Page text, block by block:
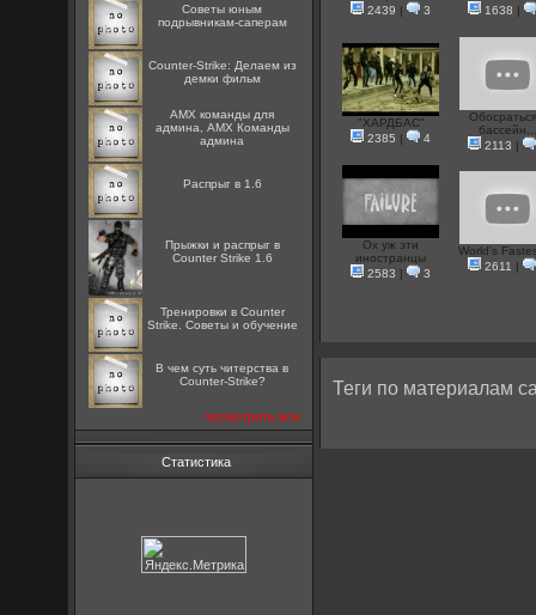
Советы юным
подрывникам-саперам
Counter-Strike: Делаем из
демки фильм
AMX команды для
админа, AMX Команды
админа
Распрыг в 1.6
Прыжки и распрыг в
Counter Strike 1.6
Тренировки в Counter
Strike. Советы и обучение
В чем суть читерства в
Counter-Strike?
посмотреть все
Статистика
2439 | 3
1638 |
"ХАРДБАС"
2385 | 4
бассейн...
2113 |
Ох уж эти
иностранцы
2583 | 3
World's
2611 |
Теги по материалам